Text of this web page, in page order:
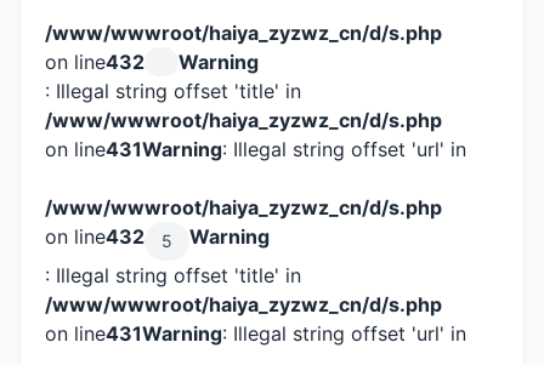
/www/wwwroot/haiya_zyzwz_cn/d/s.php
on line432
Warning
: Illegal string offset 'title' in
/www/wwwroot/haiya_zyzwz_cn/d/s.php
on line431Warning: Illegal string offset 'url' in
/www/wwwroot/haiya_zyzwz_cn/d/s.php
on line432 5
Warning
: Illegal string offset 'title' in
/www/wwwroot/haiya_zyzwz_cn/d/s.php
on line431Warning: Illegal string offset 'url' in